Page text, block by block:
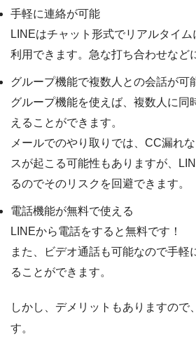
手軽に連絡が可能
LINEはチャット形式でリアルタイ
利用できます。急な打ち合わせなど
グループ機能で複数人との会話が可
グループ機能を使えば、複数人に同
えることができます。
メールでのやり取りでは、CC漏れ
スが起こる可能性もありますが、
るのでそのリスクを回避できます。
電話機能が無料で使える
LINEから電話をすると無料です！
また、ビデオ通話も可能なので手軽
ることができます。
しかし、デメリットもありますので
す。